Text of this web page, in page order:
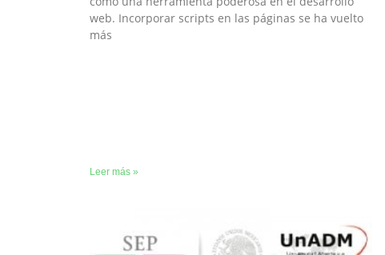
web. Incorporar scripts en las páginas se ha vuelto
más
Leer más »